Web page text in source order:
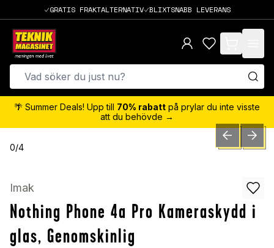
GRATIS FRAKTALTERNATIV BLIXTSNABB LEVERANS
items in cart,
🌴 Summer Deals! Upp till 70% rabatt på prylar du inte visste
att du behövde →
0/4 PREVIOUSNEXT
Imak
Nothing Phone 4a Pro Kameraskydd i
glas, Genomskinlig